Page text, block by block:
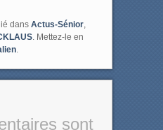
dans Actus-Sénior,
. Mettez-le en
.
sont